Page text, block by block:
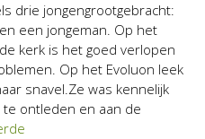
drie jongengrootgebracht:
een jongeman. Op het
kerk is het goed verlopen
Op het Evoluon leek
snavel.Ze was kennelijk
ontleden en aan de